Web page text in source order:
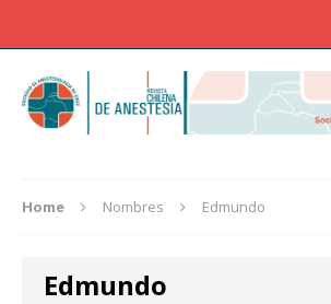
Home Nombres Edmundo
Edmundo